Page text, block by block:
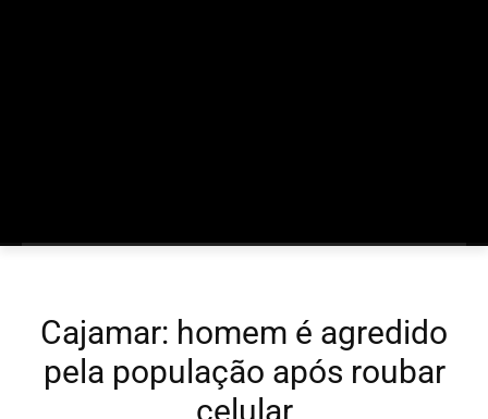
Cajamar: homem é agredido
pela população após roubar
celular